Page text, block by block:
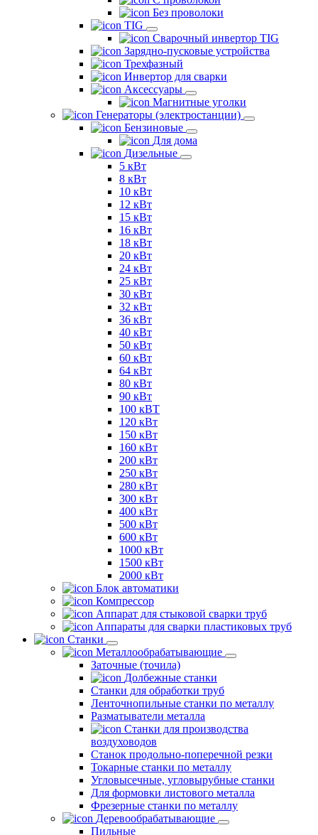
Без проволоки
TIG
Сварочный инвертор TIG
Зарядно-пусковые устройства
Трехфазный
Инвертор для сварки
Аксессуары
Магнитные уголки
Генераторы (электростанции)
Бензиновые
Для дома
Дизельные
5 кВт
8 кВт
10 кВт
12 кВт
15 кВт
16 кВт
18 кВт
20 кВт
24 кВт
25 кВт
30 кВт
32 кВт
36 кВт
40 кВт
50 кВт
60 кВт
64 кВт
80 кВт
90 кВт
100 кВТ
120 кВт
150 кВт
160 кВт
200 кВт
250 кВт
280 кВт
300 кВт
400 кВт
500 кВт
600 кВт
1000 кВт
1500 кВт
2000 кВт
Блок автоматики
Компрессор
Аппарат для стыковой сварки труб
Аппараты для сварки пластиковых труб
Станки
Металлообрабатывающие
Заточные (точила)
Долбежные станки
Станки для обработки труб
Ленточнопильные станки по металлу
Разматыватели металла
Станки для производства
воздуховодов
Станок продольно-поперечной резки
Токарные станки по металлу
Угловысечные, угловырубные станки
Для формовки листового металла
Фрезерные станки по металлу
Деревообрабатывающие
Пильные